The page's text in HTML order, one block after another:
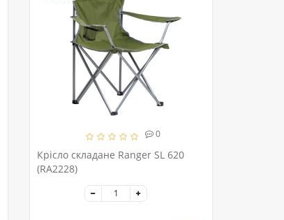
0
Крісло складане Ranger SL 620
(RA2228)